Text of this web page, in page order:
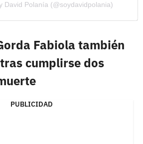
David Polanía (@soydavidpolania)
Fabiola también
cumplirse dos
PUBLICIDAD